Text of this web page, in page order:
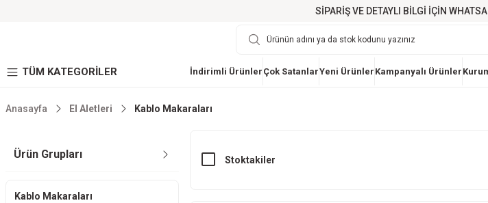
SİPARİŞ VE DETAYLI BİLGİ İÇİN
TÜM KATEGORİLER İndirimli Ürünler Çok SatanlarYeni Ürünler Kampanyalı Ürünler
Anasayfa El Aletleri Kablo Makaraları
Ürün Grupları
Kablo Makaraları
Stoktakiler